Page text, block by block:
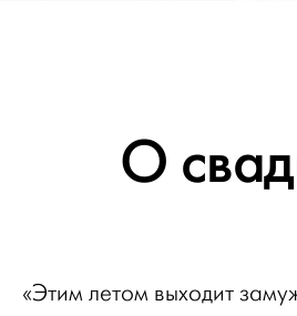
О
«Этим летом выходит